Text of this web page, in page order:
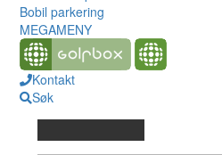
Bobil parkering
MEGAMENY
Kontakt
Søk